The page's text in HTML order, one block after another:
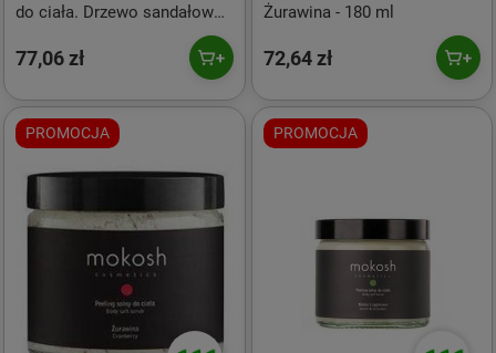
do ciała. Drzewo sandałowe
77,06 zł
Żurawina - 180 ml
72,64 zł
PROMOCJA PROMOCJA